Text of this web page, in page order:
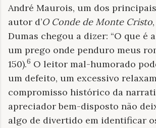
André Maurois, um dos
autor d’O Conde de Monte Cristo
Dumas chegou a dizer: “O que é
um prego onde penduro meus
150).6 O leitor mal-humorado
um defeito, um excessivo
compromisso histórico da
apreciador bem-disposto não
algo de divertido em identificar